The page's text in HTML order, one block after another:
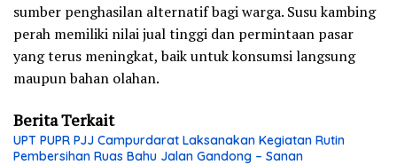
sumber penghasilan alternatif bagi warga. Susu kambing
perah memiliki nilai jual tinggi dan permintaan pasar
yang terus meningkat, baik untuk konsumsi langsung
maupun bahan olahan.
Berita Terkait
UPT PUPR PJJ Campurdarat Laksanakan Kegiatan Rutin
Pembersihan Ruas Bahu Jalan Gandong – Sanan